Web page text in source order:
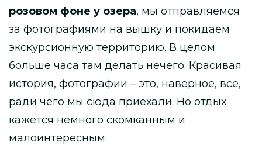
розовом фоне у озера, мы отправляемся
за фотографиями на вышку и покидаем
экскурсионную территорию. В целом
больше часа там делать нечего. Красивая
история, фотографии – это, наверное, все,
ради чего мы сюда приехали. Но отдых
кажется немного скомканным и
малоинтересным.